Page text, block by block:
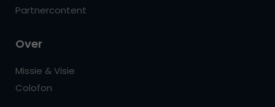
Partnercontent
Over
Missie & Visie
Colofon